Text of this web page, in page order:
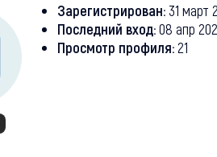
Зарегистрирован: 31 март
Последний вход:08 апр
Просмотр профиля:21